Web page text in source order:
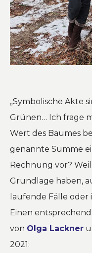
„Symbolische Akte
Grünen… Ich frage
Wert des Baumes
genannte Summe
Rechnung vor?
Grundlage haben,
laufende Fälle oder
Einen
von Olga Lackner
2021: